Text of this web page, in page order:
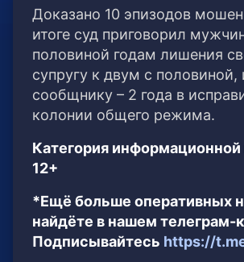
Доказано 10 эпизодов
итоге суд приговорил
половиной годам лишения
супругу к двум с половиной,
сообщнику – 2 года в
колонии общего режима.
Категория
12+
*Ещё больше оперативных
найдёте в нашем телеграм-
Подписывайтесь https://